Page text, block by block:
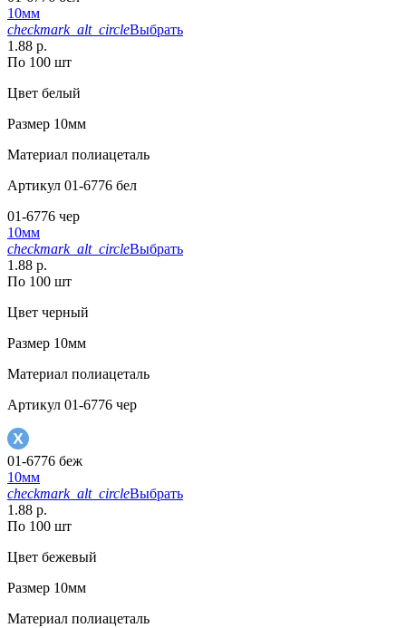
10мм
checkmark_alt_circleВыбрать
1.88 р.
По 100 шт
Цвет белый
Размер 10мм
Материал полиацеталь
Артикул 01-6776 бел
01-6776 чер
10мм
checkmark_alt_circleВыбрать
1.88 р.
По 100 шт
Цвет черный
Размер 10мм
Материал полиацеталь
Артикул 01-6776 чер
01-6776 беж
10мм
checkmark_alt_circleВыбрать
1.88 р.
По 100 шт
Цвет бежевый
Размер 10мм
Материал полиацеталь